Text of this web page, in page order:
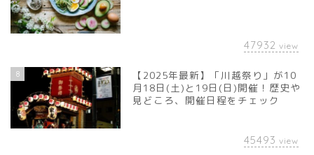
47932 view
8
【2025年最新】「川越祭り」が10
月18日(土)と19日(日)開催！歴史や
見どころ、開催日程をチェック
45493 view